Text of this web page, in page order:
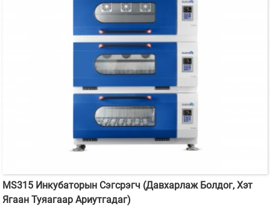
MS315 Инкубаторын Сэгсрэгч (Давхарлаж Болдог, Хэт
Ягаан Туяагаар Ариутгадаг)